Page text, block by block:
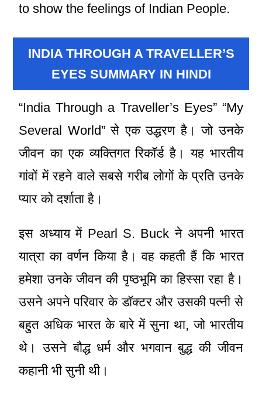
to show the feelings of Indian People.
INDIA THROUGH A TRAVELLER’S
EYES SUMMARY IN HINDI
“India Through a Traveller’s Eyes” “My
Several World” से एक उद्धरण है। जो उनके
जीवन का एक व्यक्तिगत रिकॉर्ड है। यह भारतीय
गांवों में रहने वाले सबसे गरीब लोगों के प्रति उनके
प्यार को दर्शाता है।
इस अध्याय में Pearl S. Buck ने अपनी भारत
यात्रा का वर्णन किया है। वह कहती हैं कि भारत
हमेशा उनके जीवन की पृष्ठभूमि का हिस्सा रहा है।
उसने अपने परिवार के डॉक्टर और उसकी पत्नी से
बहुत अधिक भारत के बारे में सुना था, जो भारतीय
थे। उसने बौद्ध धर्म और भगवान बुद्ध की जीवन
कहानी भी सुनी थी।